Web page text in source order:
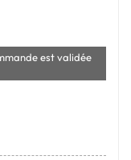
est validée